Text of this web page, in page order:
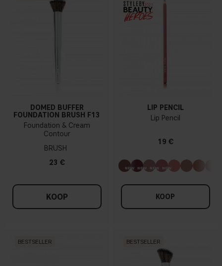
DOMED BUFFER
FOUNDATION BRUSH F13
Foundation & Cream
Contour
BRUSH
23 €
KOOP
LIP PENCIL
Lip Pencil
19 €
KOOP
BESTSELLER BESTSELLER